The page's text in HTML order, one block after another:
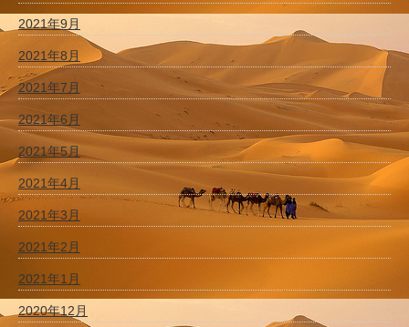
2021年9月
2021年8月
2021年7月
2021年6月
2021年5月
2021年4月
2021年3月
2021年2月
2021年1月
2020年12月